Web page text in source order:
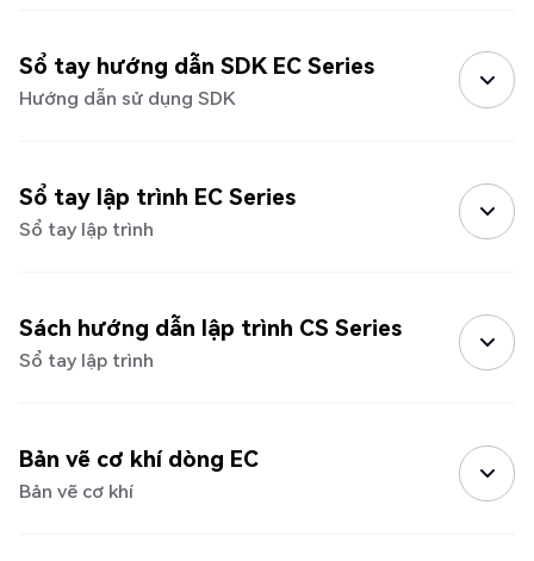
Sổ tay hướng dẫn SDK EC Series
Hướng dẫn sử dụng SDK
Sổ tay lập trình EC Series
Sổ tay lập trình
Sách hướng dẫn lập trình CS Series
Sổ tay lập trình
Bản vẽ cơ khí dòng EC
Bản vẽ cơ khí